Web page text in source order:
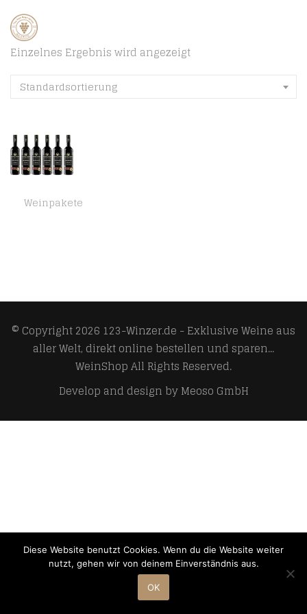
Einzelnes Ergebnis wird angezeigt
Standardsortierung
Weinpakete
© Copyright 2026 123-Winzer.de - Exklusive Weine aus
aller Welt, direkt online bestellen und sparen...
WeinShopAll Rights Reserved.
Develop and design byMeoso GmbH
Diese Website benutzt Cookies. Wenn du die Website weiter
nutzt, gehen wir von deinem Einverständnis aus.
OK